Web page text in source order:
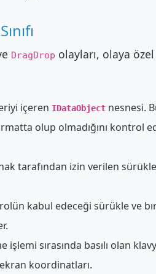
Sınıfı
DragDrop olayları, olaya
içeren IDataObject nesnesi.
olup olmadığını kontrol
tarafından izin verilen
kabul edeceği sürükle ve
işlemi sırasında basılı olan
koordinatları.